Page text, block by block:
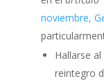
noviembre,
Hallarse
reintegro